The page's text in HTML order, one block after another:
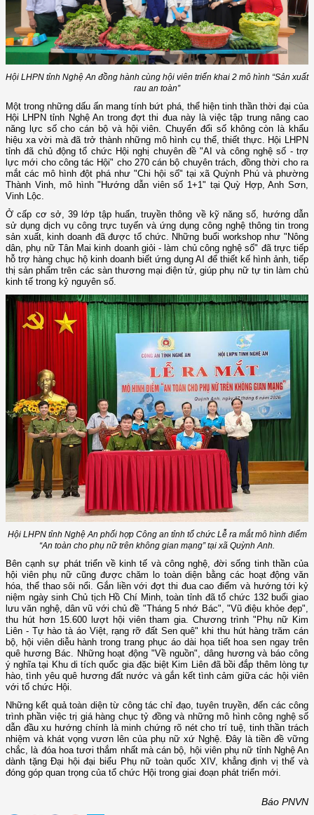
Hội LHPN tỉnh Nghệ An đồng hành cùng hội viên triển khai 2 mô hình “Sản xuất
rau an toàn”
Một trong những dấu ấn mang tính bứt phá, thể hiện tinh thần thời đại của
Hội LHPN tỉnh Nghệ An trong đợt thi đua này là việc tập trung nâng cao
năng lực số cho cán bộ và hội viên. Chuyển đổi số không còn là khẩu
hiệu xa vời mà đã trở thành những mô hình cụ thể, thiết thực. Hội LHPN
tỉnh đã chủ động tổ chức Hội nghị chuyên đề "AI và công nghệ số - trợ
lực mới cho công tác Hội" cho 270 cán bộ chuyên trách, đồng thời cho ra
mắt các mô hình đột phá như "Chi hội số" tại xã Quỳnh Phú và phường
Thành Vinh, mô hình "Hướng dẫn viên số 1+1" tại Quỳ Hợp, Anh Sơn,
Vinh Lộc.
Ở cấp cơ sở, 39 lớp tập huấn, truyền thông về kỹ năng số, hướng dẫn
sử dụng dịch vụ công trực tuyến và ứng dụng công nghệ thông tin trong
sản xuất, kinh doanh đã được tổ chức. Những buổi workshop như "Nông
dân, phụ nữ Tân Mai kinh doanh giỏi - làm chủ công nghệ số" đã trực tiếp
hỗ trợ hàng chục hộ kinh doanh biết ứng dụng AI để thiết kế hình ảnh, tiếp
thị sản phẩm trên các sàn thương mại điện tử, giúp phụ nữ tự tin làm chủ
kinh tế trong kỷ nguyên số.
Hội LHPN tỉnh Nghệ An phối hợp Công an tỉnh tổ chức Lễ ra mắt mô hình điểm
“An toàn cho phụ nữ trên không gian mạng” tại xã Quỳnh Anh.
Bên cạnh sự phát triển về kinh tế và công nghệ, đời sống tinh thần của
hội viên phụ nữ cũng được chăm lo toàn diện bằng các hoạt động văn
hóa, thể thao sôi nổi. Gắn liền với đợt thi đua cao điểm và hướng tới kỷ
niệm ngày sinh Chủ tịch Hồ Chí Minh, toàn tỉnh đã tổ chức 132 buổi giao
lưu văn nghệ, dân vũ với chủ đề "Tháng 5 nhớ Bác", "Vũ điệu khỏe đẹp",
thu hút hơn 15.600 lượt hội viên tham gia. Chương trình "Phụ nữ Kim
Liên - Tự hào tà áo Việt, rạng rỡ đất Sen quê" khi thu hút hàng trăm cán
bộ, hội viên diễu hành trong trang phục áo dài họa tiết hoa sen ngay trên
quê hương Bác. Những hoạt động "Về nguồn", dâng hương và báo công
ý nghĩa tại Khu di tích quốc gia đặc biệt Kim Liên đã bồi đắp thêm lòng tự
hào, tình yêu quê hương đất nước và gắn kết tình cảm giữa các hội viên
với tổ chức Hội.
Những kết quả toàn diện từ công tác chỉ đạo, tuyên truyền, đến các công
trình phần việc trị giá hàng chục tỷ đồng và những mô hình công nghệ số
dẫn đầu xu hướng chính là minh chứng rõ nét cho trí tuệ, tinh thần trách
nhiệm và khát vọng vươn lên của phụ nữ xứ Nghệ. Đây là tiền đề vững
chắc, là đóa hoa tươi thắm nhất mà cán bộ, hội viên phụ nữ tỉnh Nghệ An
dành tặng Đại hội đại biểu Phụ nữ toàn quốc XIV, khẳng định vị thế và
đóng góp quan trọng của tổ chức Hội trong giai đoạn phát triển mới.
Báo PNVN